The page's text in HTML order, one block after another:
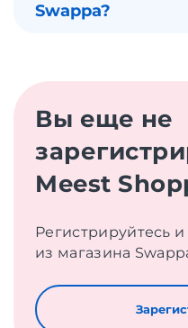
Swappa?
Вы еще не
Meest
Регистрируйтесь
из магазина